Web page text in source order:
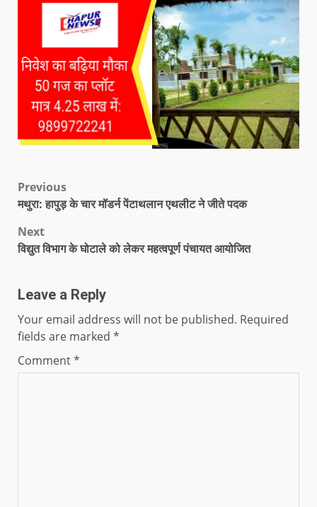
Previous
मथुरा: हापुड़ के चार मॉडर्न पेंटाथलान एथलीट ने जीते पदक
Next
विद्युत विभाग के घोटाले को लेकर महत्वपूर्ण पंचायत आयोजित
Leave a Reply
Your email address will not be published. Required
fields are marked *
Comment*